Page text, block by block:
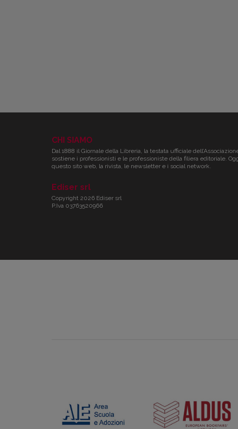
CHI SIAMO
Dal 1888 il Giornale della Libreria, la testata ufficiale
sostiene i professionisti e le professioniste della filiera editoriale.
questo sito web, la rivista, le newsletter e i social network.
Ediser srl
Copyright 2026 Ediser srl
P.Iva 03763520966